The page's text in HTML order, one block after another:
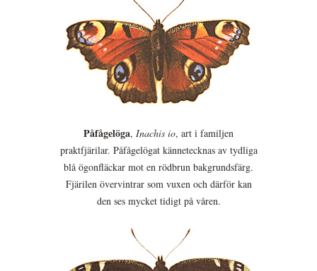
Påfågelöga, Inachis io, art i familjen
praktfjärilar. Påfågelögat kännetecknas av tydliga
blå ögonfläckar mot en rödbrun bakgrundsfärg.
Fjärilen övervintrar som vuxen och därför kan
den ses mycket tidigt på våren.